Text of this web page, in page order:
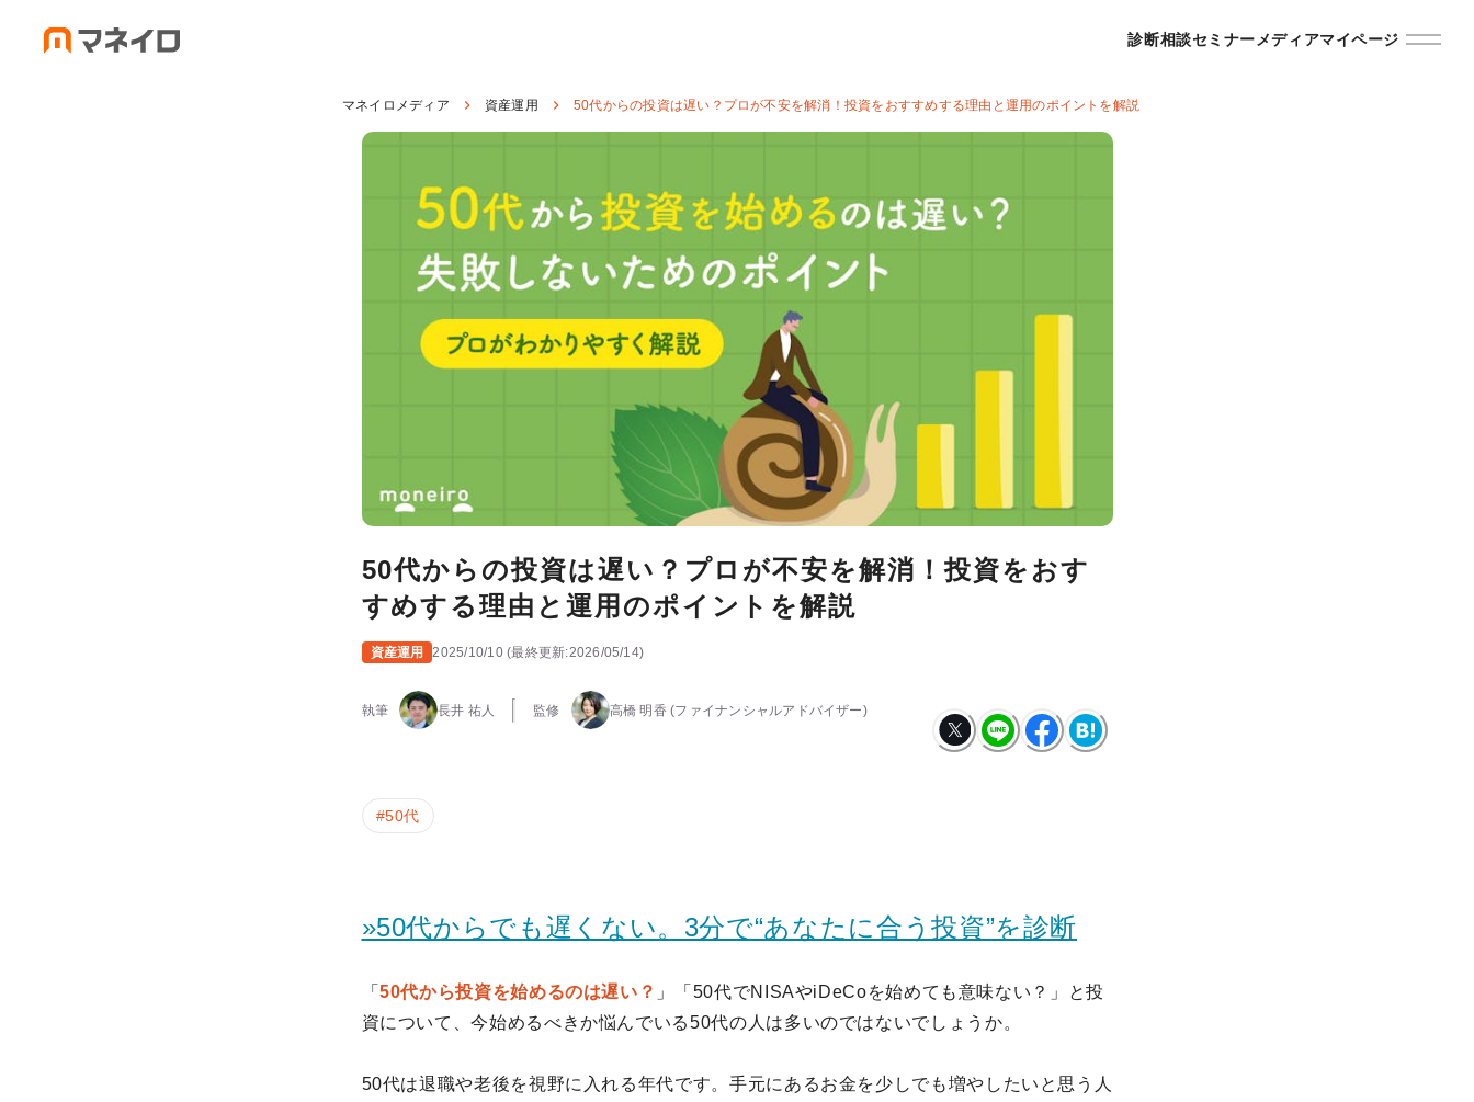
診断相談セミナーメディアマイページ
マネイロメディア 資産運用 50代からの投資は遅い？プロが不安を解消！投資をおすすめする理由と運用のポイントを解説
50代からの投資は遅い？プロが不安を解消！投資をおす
すめする理由と運用のポイントを解説
資産運用 2025/10/10(最終更新:2026/05/14)
執筆 長井 祐人 監修 高橋 明香(ファイナンシャルアドバイザー)
#50代
»50代からでも遅くない。3分で“あなたに合う投資”を診断
「50代から投資を始めるのは遅い？ 」「50代でNISAやiDeCoを始めても意味ない？」と投
資について、今始めるべきか悩んでいる50代の人は多いのではないでしょうか。
50代は退職や老後を視野に入れる年代です。手元にあるお金を少しでも増やしたいと思う人